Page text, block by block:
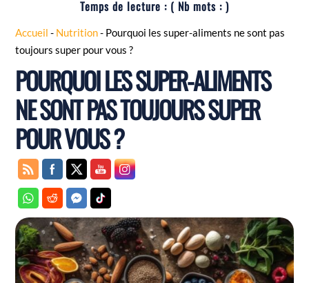
Temps de lecture : ( Nb mots : )
Accueil - Nutrition- Pourquoi les super-aliments ne sont pas
toujours super pour vous ?
POURQUOI LES SUPER-ALIMENTS
NE SONT PAS TOUJOURS SUPER
POUR VOUS ?